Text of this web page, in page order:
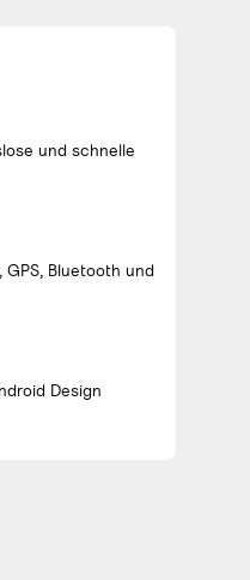
und schnelle
Bluetooth und
Design